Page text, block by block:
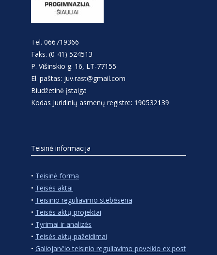
Tel. 066719366
Faks. (0-41) 524513
P. Višinskio g. 16, LT-77155
El. paštas: juv.rast@gmail.com
Biudžetinė įstaiga
Kodas Juridinių asmenų registre: 190532139
Teisinė informacija
• Teisinė forma
• Teisės aktai
• Teisinio reguliavimo stebėsena
• Teisės aktų projektai
• Tyrimai ir analizės
• Teisės aktų pažeidimai
• Galiojančio teisinio reguliavimo poveikio ex post